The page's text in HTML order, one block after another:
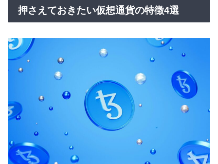
押さえておきたい仮想通貨の特徴4選